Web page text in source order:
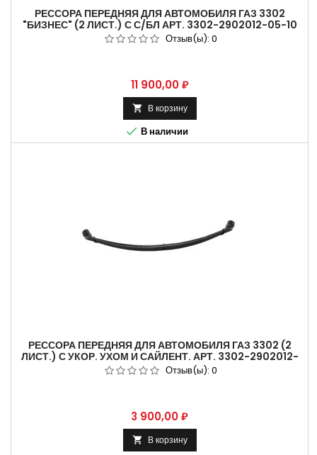
РЕССОРА ПЕРЕДНЯЯ ДЛЯ АВТОМОБИЛЯ ГАЗ 3302
"БИЗНЕС" (2 ЛИСТ.) С С/БЛ АРТ. 3302-2902012-05-10
Отзыв(ы): 0
Цена
11 900,00 ₽
 В корзину
 В наличии
РЕССОРА ПЕРЕДНЯЯ ДЛЯ АВТОМОБИЛЯ ГАЗ 3302 (2
ЛИСТ.) С УКОР. УХОМ И САЙЛЕНТ. АРТ. 3302-2902012-
12-10.Отзыв(ы): 0
Цена
3 900,00 ₽
 В корзину